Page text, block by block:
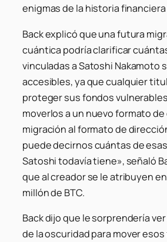
enigmas de la historia
Back explicó que una futura
cuántica podría clarificar
vinculadas a Satoshi Nakamoto
accesibles, ya que cualquier
proteger sus fondos
moverlos a un nuevo formato
migración al formato de
puede decirnos cuántas de
Satoshi todavía tiene», señaló
que al creador se le atribuyen
millón de BTC.
Back dijo que le sorprendería
de la oscuridad para mover esos